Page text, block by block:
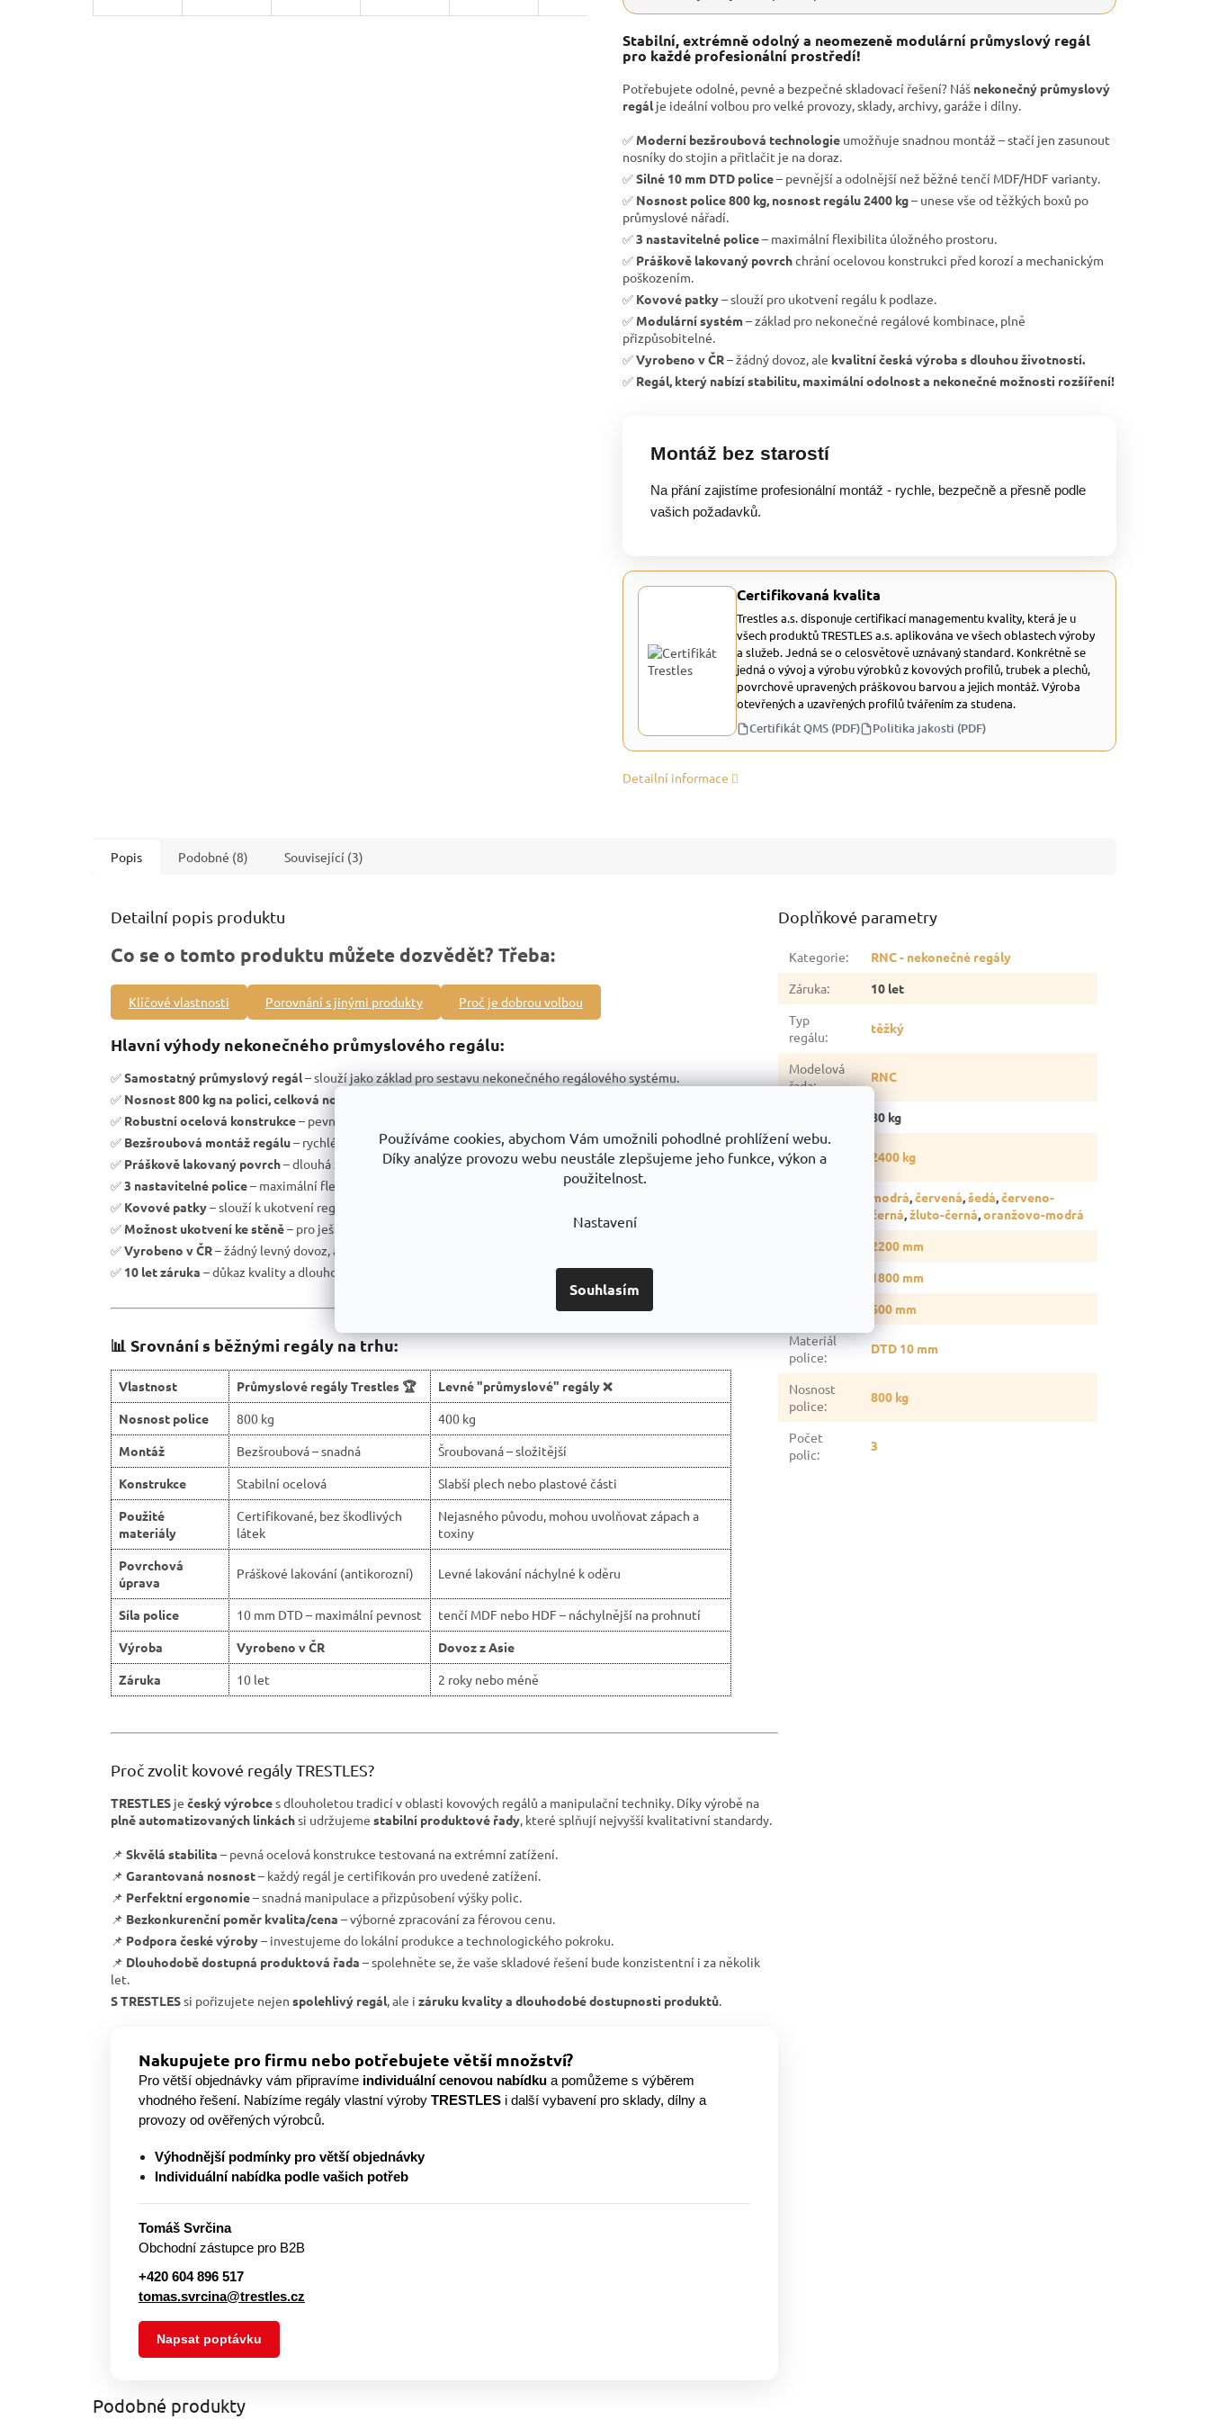
Používáme cookies, abychom Vám umožnili pohodlné prohlížení webu.
Díky analýze provozu webu neustále zlepšujeme jeho funkce, výkon a
použitelnost.
Nastavení
Souhlasím
Stabilní, extrémně odolný a neomezeně modulární průmyslový regál
pro každé profesionální prostředí!
Potřebujete odolné, pevné a bezpečné skladovací řešení? Náš nekonečný průmyslový
regálje ideální volbou pro velké provozy, sklady, archivy, garáže i dílny.
✅ Moderní bezšroubová technologie umožňuje snadnou montáž – stačí jen zasunout
nosníky do stojin a přitlačit je na doraz.
✅Silné 10 mm DTD police– pevnější a odolnější než běžné tenčí MDF/HDF varianty.
✅ Nosnost police 800 kg, nosnost regálu 2400 kg– unese vše od těžkých boxů po
průmyslové nářadí.
✅3 nastavitelné police– maximální flexibilita úložného prostoru.
✅ Práškově lakovaný povrchchrání ocelovou konstrukci před korozí a mechanickým
poškozením.
✅ Kovové patky– slouží pro ukotvení regálu k podlaze.
✅ Modulární systém– základ pro nekonečné regálové kombinace, plně
přizpůsobitelné.
✅Vyrobeno v ČR– žádný dovoz, ale kvalitní česká výroba s dlouhou životností.
✅ Regál, který nabízí stabilitu, maximální odolnost a nekonečné možnosti rozšíření!
Montáž bez starostí
Na přání zajistíme profesionální montáž - rychle, bezpečně a přesně podle
vašich požadavků.
Certifikovaná kvalita
Trestles a.s. disponuje certifikací managementu kvality, která je u
všech produktů TRESTLES a.s. aplikována ve všech oblastech výroby
a služeb. Jedná se o celosvětově uznávaný standard. Konkrétně se
jedná o vývoj a výrobu výrobků z kovových profilů, trubek a plechů,
povrchově upravených práškovou barvou a jejich montáž. Výroba
otevřených a uzavřených profilů tvářením za studena.
Certifikát QMS (PDF) Politika jakosti (PDF)
Detailní informace
Popis Podobné (8) Související (3)
Detailní popis produktu
Co se o tomto produktu můžete dozvědět? Třeba:
Klíčové vlastnosti Porovnání s jinými produkty Proč je dobrou volbou
Hlavní výhody nekonečného průmyslového regálu:
✅Samostatný průmyslový regál– slouží jako základ pro sestavu nekonečného regálového systému.
✅ Nosnost 800 kg na polici, celková nosnost regálu 2400 kg
✅ Robustní ocelová konstrukce– pevnost a vysoká stabilita.
✅ Bezšroubová montáž regálu– rychlé sestavení bez nutnosti použití nářadí.
✅ Práškově lakovaný povrch– dlouhá životnost a ochrana proti korozi.
✅3 nastavitelné police– maximální flexibilita úložného prostoru.
✅ Kovové patky– slouží k ukotvení regálu k podlaze.
✅ Možnost ukotvení ke stěně– pro ještě větší bezpečnost.
✅Vyrobeno v ČR– žádný levný dovoz, ale podpora české výroby.
✅ 10 let záruka – důkaz kvality a dlouhodobé odolnosti.
📊 Srovnání s běžnými regály na trhu:
Vlastnost Průmyslové regály Trestles 🏆
Levné "průmyslové" regály ❌
Nosnost police
800 kg
400 kg
Montáž
Bezšroubová – snadná
Šroubovaná – složitější
Konstrukce
Stabilní ocelová
Slabší plech nebo plastové části
Použité
materiály
Certifikované, bez škodlivých
látek
Nejasného původu, mohou uvolňovat zápach a
toxiny
Povrchová
úprava
Práškové lakování (antikorozní) Levné lakování náchylné k oděru
Síla police 10 mm DTD – maximální pevnost
tenčí MDF nebo HDF – náchylnější na prohnutí
Výroba
Vyrobeno v ČR
Dovoz z Asie
Záruka
10 let 2 roky nebo méně
Proč zvolit kovové regály TRESTLES?
TRESTLES je český výrobces dlouholetou tradicí v oblasti kovových regálů a manipulační techniky. Díky výrobě na
plně automatizovaných linkáchsi udržujeme stabilní produktové řady, které splňují nejvyšší kvalitativní standardy.
📌 Skvělá stabilita – pevná ocelová konstrukce testovaná na extrémní zatížení.
📌 Garantovaná nosnost– každý regál je certifikován pro uvedené zatížení.
📌 Perfektní ergonomie– snadná manipulace a přizpůsobení výšky polic.
📌 Bezkonkurenční poměr kvalita/cena – výborné zpracování za férovou cenu.
📌 Podpora české výroby– investujeme do lokální produkce a technologického pokroku.
📌 Dlouhodobě dostupná produktová řada – spolehněte se, že vaše skladové řešení bude konzistentní i za několik
let.
S TRESTLESsi pořizujete nejen spolehlivý regál, ale i záruku kvality a dlouhodobé dostupnosti produktů.
Nakupujete pro firmu nebo potřebujete větší množství?
Pro větší objednávky vám připravíme individuální cenovou nabídku a pomůžeme s výběrem
vhodného řešení. Nabízíme regály vlastní výroby TRESTLES i další vybavení pro sklady, dílny a
provozy od ověřených výrobců.
Výhodnější podmínky pro větší objednávky
Individuální nabídka podle vašich potřeb
Tomáš Svrčina
Obchodní zástupce pro B2B
+420 604 896 517
tomas.svrcina@trestles.cz
Napsat poptávku
Doplňkové parametry
Kategorie:
RNC - nekonečné regály
Záruka:
10 let
Typ
regálu:
těžký
Modelová
řada:
RNC
80 kg
Nosnost
regálu:
2400 kg
modrá,červená,šedá,červeno-
černá,žluto-černá,oranžovo-modrá
2200 mm
1800 mm
600 mm
Materiál
police:
DTD 10 mm
Nosnost
police:
800 kg
Počet
polic:
3
Podobné produkty